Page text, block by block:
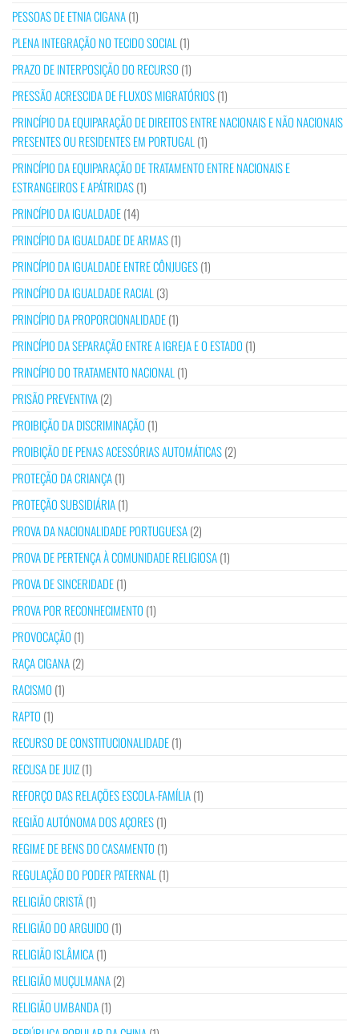
PESSOAS DE ETNIA CIGANA(1)
PLENA INTEGRAÇÃO NO TECIDO SOCIAL (1)
PRAZO DE INTERPOSIÇÃO DO RECURSO (1)
PRESSÃO ACRESCIDA DE FLUXOS MIGRATÓRIOS(1)
PRINCÍPIO DA EQUIPARAÇÃO DE DIREITOS ENTRE NACIONAIS E NÃO NACIONAIS
PRESENTES OU RESIDENTES EM PORTUGAL (1)
PRINCÍPIO DA EQUIPARAÇÃO DE TRATAMENTO ENTRE NACIONAIS E
ESTRANGEIROS E APÁTRIDAS(1)
PRINCÍPIO DA IGUALDADE(14)
PRINCÍPIO DA IGUALDADE DE ARMAS(1)
PRINCÍPIO DA IGUALDADE ENTRE CÔNJUGES(1)
PRINCÍPIO DA IGUALDADE RACIAL (3)
PRINCÍPIO DA PROPORCIONALIDADE(1)
PRINCÍPIO DA SEPARAÇÃO ENTRE A IGREJA E O ESTADO (1)
PRINCÍPIO DO TRATAMENTO NACIONAL (1)
PRISÃO PREVENTIVA(2)
PROIBIÇÃO DA DISCRIMINAÇÃO (1)
PROIBIÇÃO DE PENAS ACESSÓRIAS AUTOMÁTICAS(2)
PROTEÇÃO DA CRIANÇA(1)
PROTEÇÃO SUBSIDIÁRIA(1)
PROVA DA NACIONALIDADE PORTUGUESA(2)
PROVA DE PERTENÇA À COMUNIDADE RELIGIOSA(1)
PROVA DE SINCERIDADE(1)
PROVA POR RECONHECIMENTO (1)
PROVOCAÇÃO (1)
RAÇA CIGANA(2)
RACISMO (1)
RAPTO (1)
RECURSO DE CONSTITUCIONALIDADE(1)
RECUSA DE JUIZ(1)
REFORÇO DAS RELAÇÕES ESCOLA-FAMÍLIA(1)
REGIÃO AUTÓNOMA DOS AÇORES(1)
REGIME DE BENS DO CASAMENTO (1)
REGULAÇÃO DO PODER PATERNAL (1)
RELIGIÃO CRISTÃ(1)
RELIGIÃO DO ARGUIDO (1)
RELIGIÃO ISLÂMICA(1)
RELIGIÃO MUÇULMANA(2)
RELIGIÃO UMBANDA(1)